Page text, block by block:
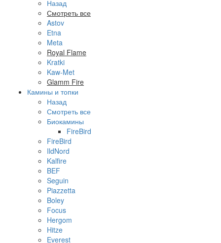
Назад
Смотреть все
Astov
Etna
Meta
Royal Flame
Kratki
Kaw-Met
Glamm Fire
Камины и топки
Назад
Смотреть все
Биокамины
FireBird
FireBird
IldNord
Kalfire
BEF
Seguin
Piazzetta
Boley
Focus
Hergom
Hitze
Everest